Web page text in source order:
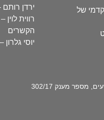
של
ירדן רותם –
רווית
הקשרים
יוסי גלרון
מענק 302/17